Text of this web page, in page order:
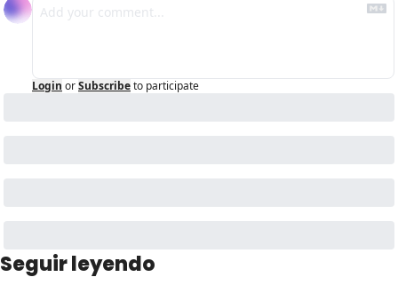
Login orSubscribeto participate
Seguir leyendo